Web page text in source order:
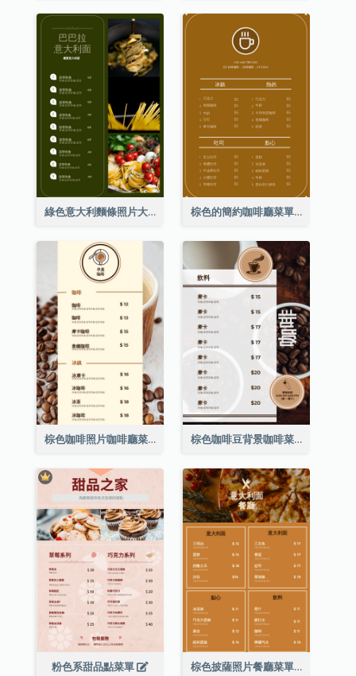
綠色意大利麵條照片大餐廳菜單 棕色的簡約咖啡廳菜單
棕色咖啡照片咖啡廳菜單 棕色咖啡豆背景咖啡菜單
粉色系甜品點菜單 棕色披薩照片餐廳菜單